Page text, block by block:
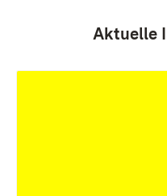
Aktuelle